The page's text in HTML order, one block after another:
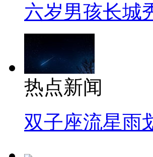
六岁男孩长城
热点新闻
双子座流星雨